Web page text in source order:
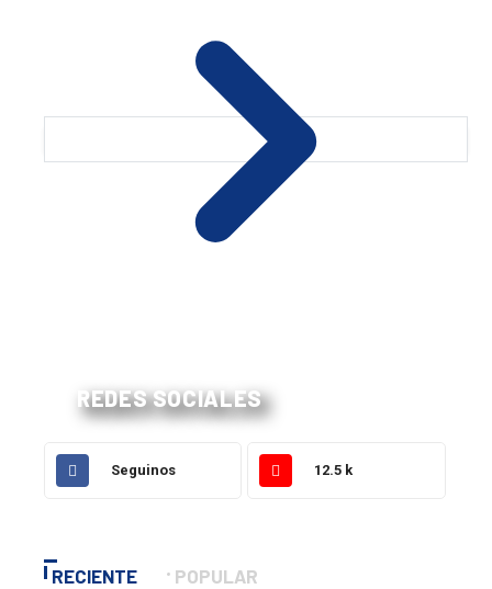
REDES SOCIALES
Seguinos 12.5 k
RECIENTE POPULAR